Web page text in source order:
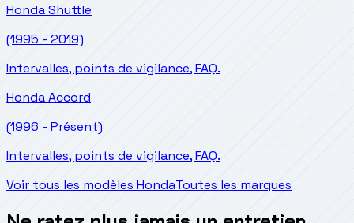
HondaShuttle
(1995 - 2019)
Intervalles, points de vigilance, FAQ.
HondaAccord
(1996 - Présent)
Intervalles, points de vigilance, FAQ.
Voir tous les modèles HondaToutes les marques